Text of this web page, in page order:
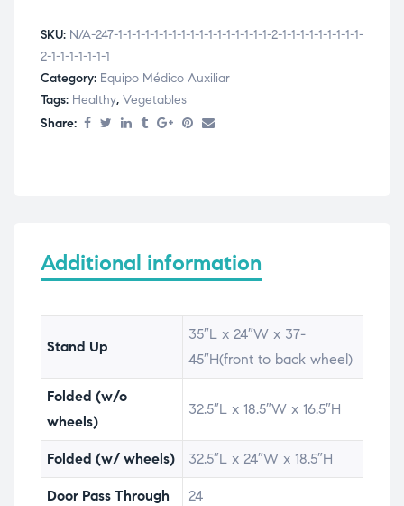
SKU: N/A-247-1-1-1-1-1-1-1-1-1-1-1-1-1-1-1-1-1-2-1-1-1-1-1-1-1-1-1-
2-1-1-1-1-1-1-1
Category: Equipo Médico Auxiliar
Tags: Healthy, Vegetables
Share:
Additional information
Stand Up
35″L x 24″W x 37-
45″H(front to back wheel)
Folded (w/o
wheels)
32.5″L x 18.5″W x 16.5″H
Folded (w/ wheels) 32.5″L x 24″W x 18.5″H
Door Pass Through 24